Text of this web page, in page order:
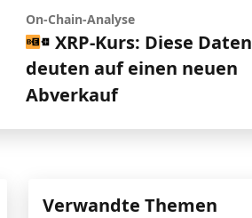
On-Chain-Analyse
XRP-Kurs: Diese Daten
deuten auf einen neuen
Abverkauf
Verwandte Themen